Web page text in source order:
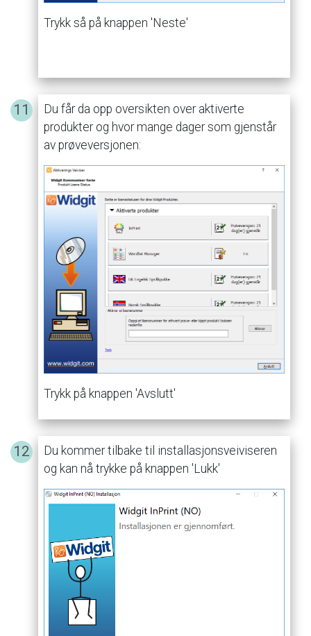
Trykk så på knappen 'Neste'
Du får da opp oversikten over aktiverte
produkter og hvor mange dager som gjenstår
av prøveversjonen:
Trykk på knappen 'Avslutt'
Du kommer tilbake til installasjonsveiviseren
og kan nå trykke på knappen 'Lukk'